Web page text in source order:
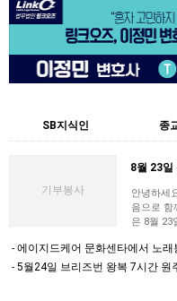
SB지식인 종
기부봉사
안녕하세
음으로 함
은 8월 23
에이지드케어 문화센타에서 노
5월24일 브리즈번 왕복 7시간 원